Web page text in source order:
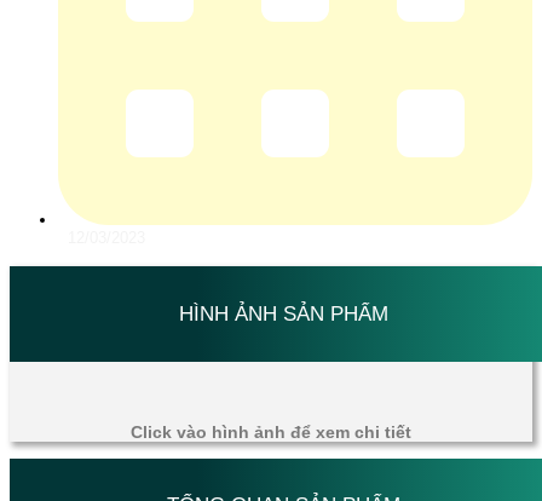
HÌNH ẢNH SẢN PHẨM
Click vào hình ảnh để xem chi tiết